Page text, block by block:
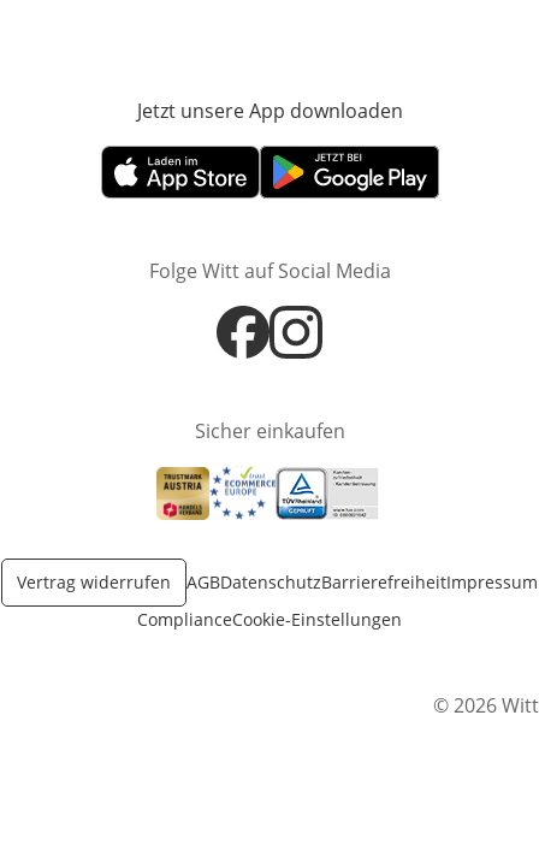
Jetzt unsere App downloaden
Öffnet in neuem FensterÖffnet in neuem Fenster
Folge Witt auf Social Media
Öffnet in neuem Fenster
Öffnet in neuem Fenster
Sicher einkaufen
Öffnet in neuem Fenster
Öffnet in neuem Fenster
Öffnet in neuem Fenster
Vertrag widerrufen AGBDatenschutzBarrierefreiheitImpressum
ComplianceCookie-Einstellungen
© 2026 Witt